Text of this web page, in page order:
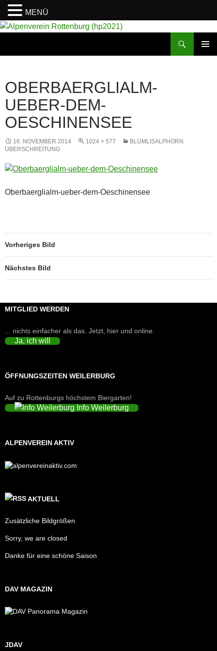
OBERBAERGLIALM-
UEBER-DEM-
OESCHINENSEE
16. NOVEMBER 2014 1024 × 577
BLÜMLISALPHORN
ÜBERSCHREITUNG
Oberbaerglialm-ueber-dem-Oeschinensee
Vorheriges Bild
Nächstes Bild
MITGLIED WERDEN
... nichts einfacher als das. Jetzt, hier und online.
Ja, ich will
ÖFFNUNGSZEITEN WEILERBURG
Auf zu Rottenburgs höchstem Biergarten!
Info Weilerburg
ALPENVEREIN AKTIV
AKTUELL
Zusätzliche Bildgrößen
Sorry, we are closed
Danke für eine schöne Saison
DAV MAGAZIN
JDAV
MENÜ